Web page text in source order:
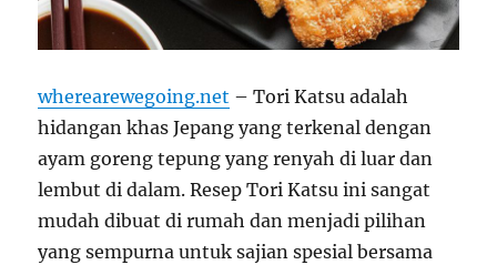
wherearewegoing.net – Tori Katsu adalah
hidangan khas Jepang yang terkenal dengan
ayam goreng tepung yang renyah di luar dan
lembut di dalam. Resep Tori Katsu ini sangat
mudah dibuat di rumah dan menjadi pilihan
yang sempurna untuk sajian spesial bersama